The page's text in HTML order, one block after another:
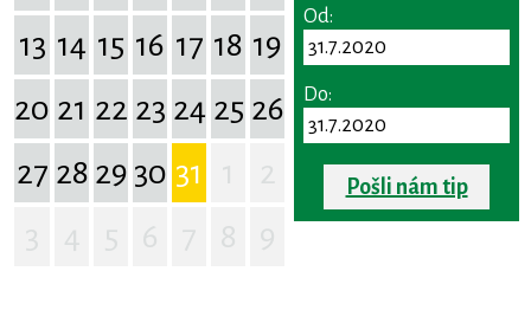
13 14 15 16 17 18 19
20 21 22 23 24 25 26
27 28 29 30 31
Od:
Do:
Pošli nám tip